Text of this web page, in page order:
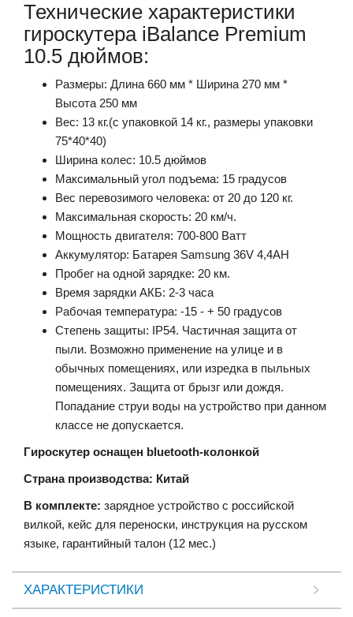
Технические характеристики
гироскутера iBalance Premium
10.5 дюймов:
Размеры: Длина 660 мм * Ширина 270 мм *
Высота 250 мм
Вес: 13 кг.(с упаковкой 14 кг., размеры упаковки
75*40*40)
Ширина колес: 10.5 дюймов
Максимальный угол подъема: 15 градусов
Вес перевозимого человека: от 20 до 120 кг.
Максимальная скорость: 20 км/ч.
Мощность двигателя: 700-800 Ватт
Аккумулятор: Батарея Samsung 36V 4,4AH
Пробег на одной зарядке: 20 км.
Время зарядки АКБ: 2-3 часа
Рабочая температура: -15 - + 50 градусов
Степень защиты: IP54. Частичная защита от
пыли. Возможно применение на улице и в
обычных помещениях, или изредка в пыльных
помещениях. Защита от брызг или дождя.
Попадание струи воды на устройство при данном
классе не допускается.
Гироскутер оснащен bluetooth-колонкой
Страна производства: Китай
В комплекте: зарядное устройство с российской
вилкой, кейс для переноски, инструкция на русском
языке, гарантийный талон (12 мес.)
ХАРАКТЕРИСТИКИ